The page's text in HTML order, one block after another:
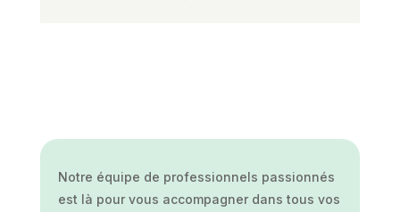
Notre équipe de professionnels passionnés
est là pour vous accompagner dans tous vos